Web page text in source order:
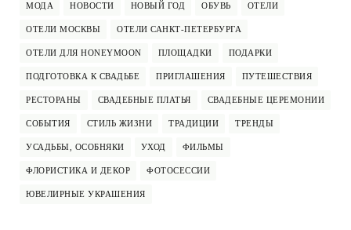
МОДА НОВОСТИ НОВЫЙ ГОД ОБУВЬ ОТЕЛИ
ОТЕЛИ МОСКВЫ ОТЕЛИ САНКТ-ПЕТЕРБУРГА
ОТЕЛИ ДЛЯ HONEYMOON ПЛОЩАДКИ ПОДАРКИ
ПОДГОТОВКА К СВАДЬБЕ ПРИГЛАШЕНИЯ ПУТЕШЕСТВИЯ
РЕСТОРАНЫ СВАДЕБНЫЕ ПЛАТЬЯ СВАДЕБНЫЕ ЦЕРЕМОНИИ
СОБЫТИЯ СТИЛЬ ЖИЗНИ ТРАДИЦИИ ТРЕНДЫ
УСАДЬБЫ, ОСОБНЯКИ УХОД ФИЛЬМЫ
ФЛОРИСТИКА И ДЕКОР ФОТОСЕССИИ
ЮВЕЛИРНЫЕ УКРАШЕНИЯ